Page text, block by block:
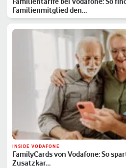
Familienmitglied den…
INSIDE VODAFONE
FamilyCards von Vodafone: So
Zusatzkar…